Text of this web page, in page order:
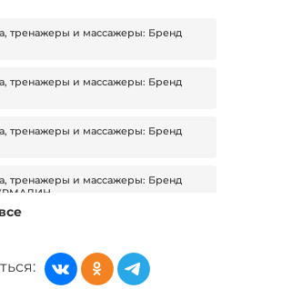
тренажеры и массажеры: Бренд
тренажеры и массажеры: Бренд
тренажеры и массажеры: Бренд
тренажеры и массажеры: Бренд
тренажеры и массажеры: Бренд